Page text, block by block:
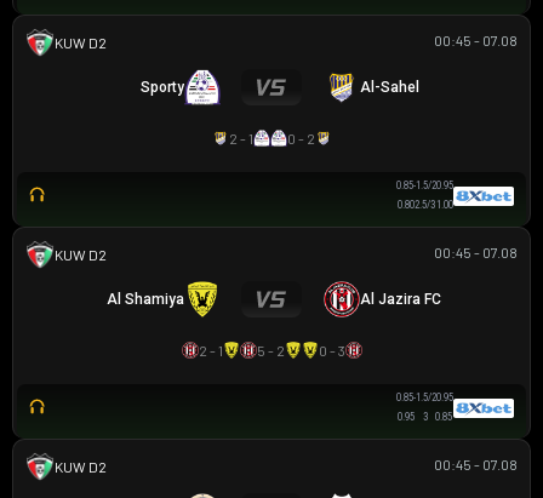
00:45 - 07.08
Sporty Al-Sahel
2 - 1 0 - 2
0.85-1.5/20.95
0.802.5/3 1.00
00:45 - 07.08
Al Shamiya Al Jazira FC
2 - 1 5 - 2 0 - 3
0.85-1.5/20.95
0.95
3 0.85
00:45 - 07.08